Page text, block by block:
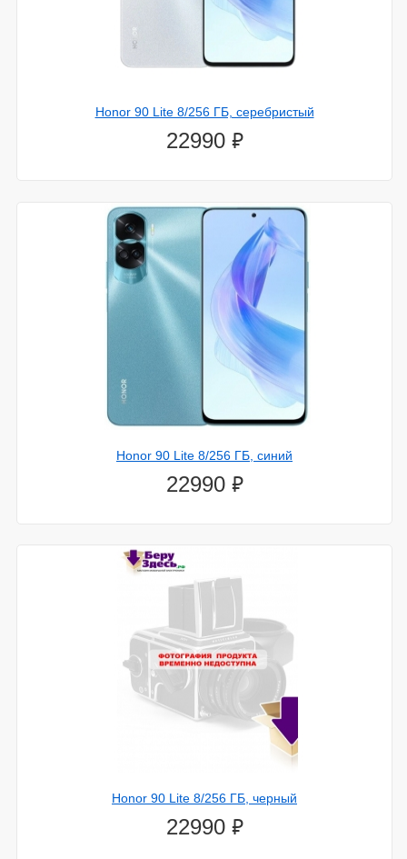
Работаем качественно и быстро
Подробнее о магазине
Беспроводная зарядка в подарок!
Как выбрать беспроводные наушники?
Поговорим о том, на какие моменты стоит обратить
внимание при выборе данного аксессуара....
SpaceX вскоре запустит глобальное тестирование
сотовой связи через спутники Starlink
28.декабря.2023
с российским 5G
Honor 90 Lite 8/256 ГБ, серебристый
22990 ⃏
Honor 90 Lite 8/256 ГБ, синий
22990 ⃏
Honor 90 Lite 8/256 ГБ, черный
22990 ⃏